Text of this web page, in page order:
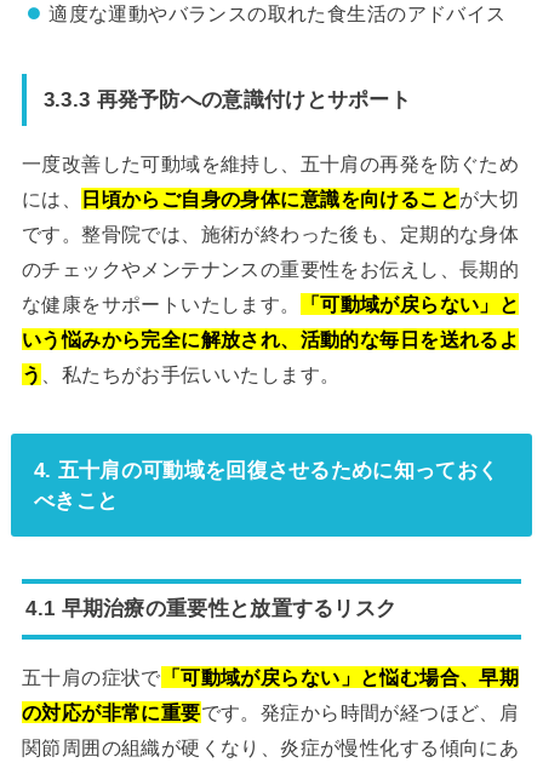
適度な運動やバランスの取れた食生活のアドバイス
3.3.3 再発予防への意識付けとサポート
一度改善した可動域を維持し、五十肩の再発を防ぐため
には、
日頃からご自身の身体に意識を向けることが大切
です。整骨院では、施術が終わった後も、定期的な身体
のチェックやメンテナンスの重要性をお伝えし、長期的
な健康をサポートいたします。
「可動域が戻らない」と
いう悩みから完全に解放され、活動的な毎日を送れるよ
う
、私たちがお手伝いいたします。
4. 五十肩の可動域を回復させるために知っておく
べきこと
4.1 早期治療の重要性と放置するリスク
五十肩の症状で 「可動域が戻らない」と悩む場合、早期
の対応が非常に重要です。発症から時間が経つほど、肩
関節周囲の組織が硬くなり、炎症が慢性化する傾向にあ